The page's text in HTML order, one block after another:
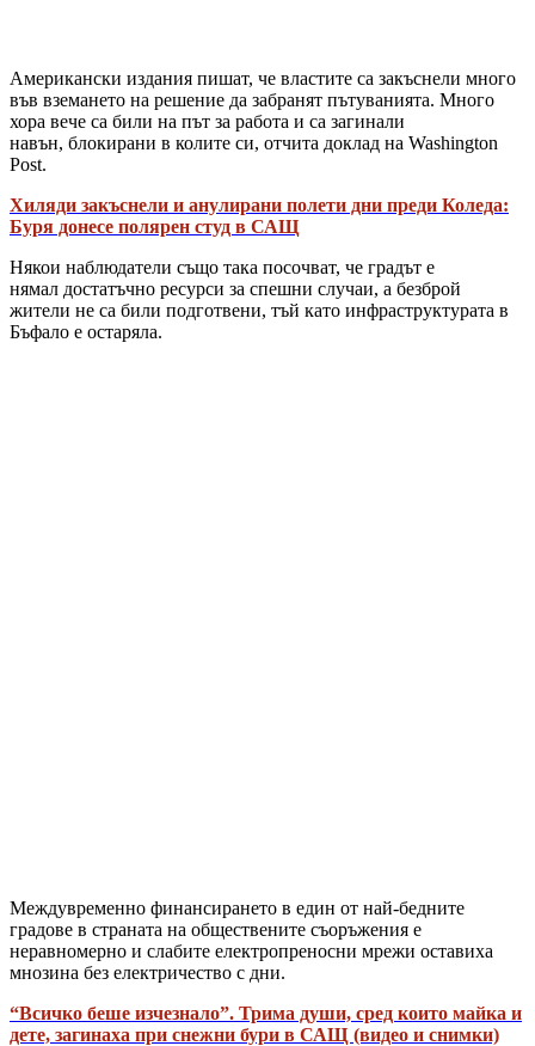
Американски издания пишат, че властите са закъснели много
във вземането на решение да забранят пътуванията. Много
хора вече са били на път за работа и са загинали
навън, блокирани в колите си, отчита доклад на Washington
Post.
Хиляди закъснели и анулирани полети дни преди Коледа:
Буря донесе полярен студ в САЩ
Някои наблюдатели също така посочват, че градът е
нямал достатъчно ресурси за спешни случаи, а безброй
жители не са били подготвени, тъй като инфраструктурата в
Бъфало е остаряла.
Междувременно финансирането в един от най-бедните
градове в страната на обществените съоръжения е
неравномерно и слабите електропреносни мрежи оставиха
мнозина без електричество с дни.
“Всичко беше изчезнало”. Трима души, сред които майка и
дете, загинаха при снежни бури в САЩ (видео и снимки)